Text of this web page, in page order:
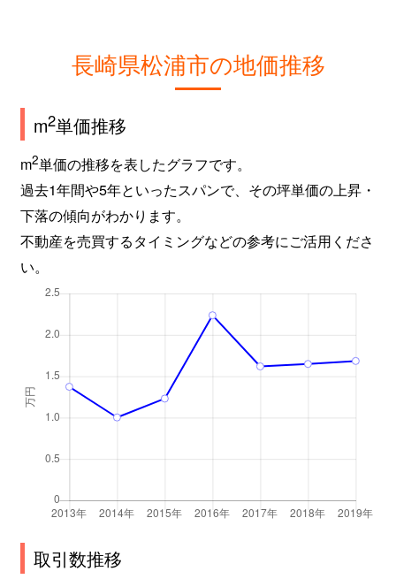
長崎県松浦市の地価推移
m2単価推移
m2単価の推移を表したグラフです。
過去1年間や5年といったスパンで、その坪単価の上昇・
下落の傾向がわかります。
不動産を売買するタイミングなどの参考にご活用くださ
い。
取引数推移